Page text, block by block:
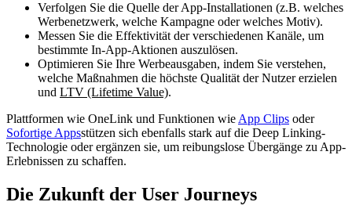
Verfolgen Sie die Quelle der App-Installationen (z.B. welches
Werbenetzwerk, welche Kampagne oder welches Motiv).
Messen Sie die Effektivität der verschiedenen Kanäle, um
bestimmte In-App-Aktionen auszulösen.
Optimieren Sie Ihre Werbeausgaben, indem Sie verstehen,
welche Maßnahmen die höchste Qualität der Nutzer erzielen
und LTV (Lifetime Value).
Plattformen wie OneLink und Funktionen wieApp Clips oder
Sofortige Appsstützen sich ebenfalls stark auf die Deep Linking-
Technologie oder ergänzen sie, um reibungslose Übergänge zu App-
Erlebnissen zu schaffen.
Die Zukunft der User Journeys